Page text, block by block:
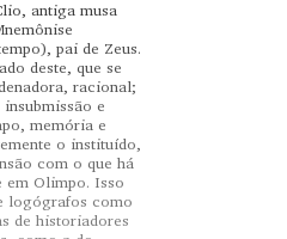
antiga musa
pai de Zeus.
deste, que se
racional;
e
memória e
o instituído,
com o que há
em Olimpo. Isso
logógrafos como
de historiadores